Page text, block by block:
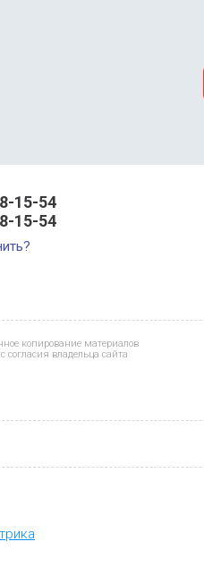
15-54
15-54
копирование материалов
согласия владельца сайта